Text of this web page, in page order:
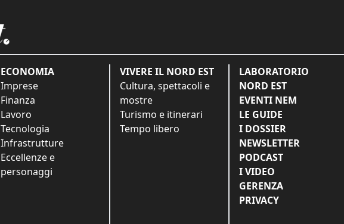
ECONOMIA
Imprese
Finanza
Lavoro
Tecnologia
Infrastrutture
Eccellenze e
personaggi
VIVERE IL NORD EST
Cultura, spettacoli e
mostre
Turismo e itinerari
Tempo libero
LABORATORIO
NORD EST
EVENTI NEM
LE GUIDE
I DOSSIER
NEWSLETTER
PODCAST
I VIDEO
GERENZA
PRIVACY